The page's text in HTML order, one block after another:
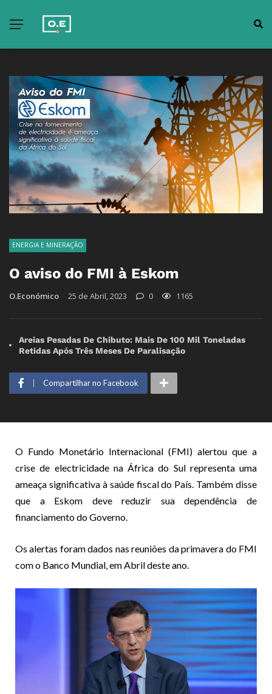
ENERGIA E MINERAÇÃO
O aviso do FMI à Eskom
O.Económico 25 de Abril, 2023 0 1165
Areias Pesadas De Chibuto: Mais De 100 Mil Toneladas
Retidas Após Três Meses De Paralisação
Compartilhar no Facebook
O Fundo Monetário Internacional (FMI) alertou que a
crise de electricidade na África do Sul representa uma
ameaça significativa à saúde fiscal do País. Também disse
que a Eskom deve reduzir sua dependência de
financiamento do Governo.
Os alertas foram dados nas reuniões da primavera do FMI
com o Banco Mundial, em Abril deste ano.